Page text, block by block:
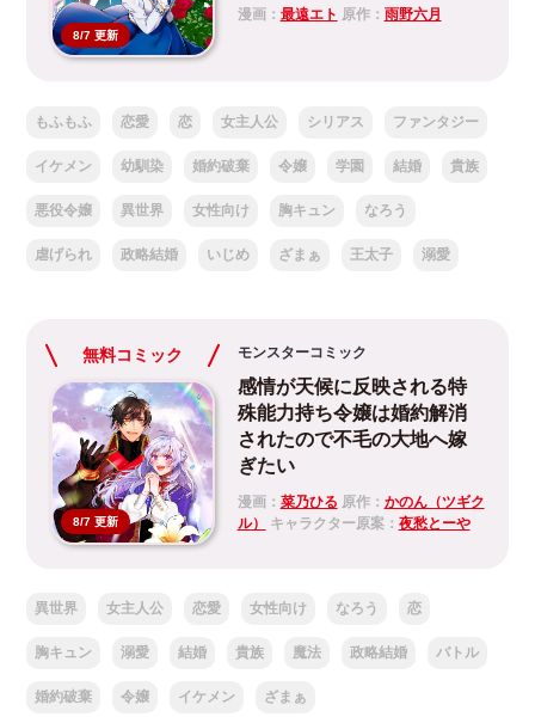
8/7 更新
漫画： 最遠エト 原作： 雨野六月
もふもふ 恋愛 恋 女主人公 シリアス ファンタジー
イケメン 幼馴染 婚約破棄 令嬢 学園 結婚 貴族
悪役令嬢 異世界 女性向け 胸キュン なろう
虐げられ 政略結婚 いじめ ざまぁ 王太子 溺愛
無料コミック
8/7 更新
モンスターコミック
感情が天候に反映される特
殊能力持ち令嬢は婚約解消
されたので不毛の大地へ嫁
ぎたい
漫画： 菜乃ひる 原作： かのん（ツギク
ル）
キャラクター原案： 夜愁とーや
異世界 女主人公 恋愛 女性向け なろう 恋
胸キュン 溺愛 結婚 貴族 魔法 政略結婚 バトル
婚約破棄 令嬢 イケメン ざまぁ